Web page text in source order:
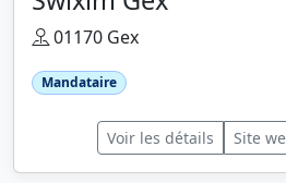
01170 Gex
Mandataire
Voir les détails Site